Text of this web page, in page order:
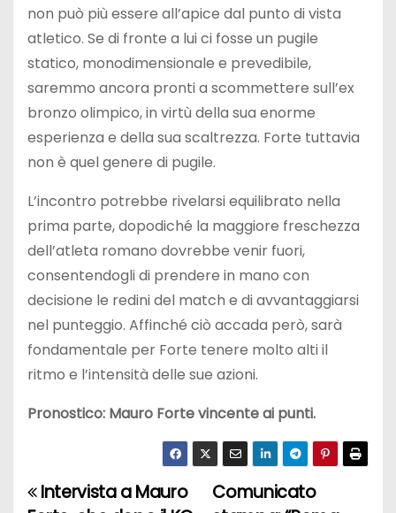
non può più essere all’apice dal punto di vista
atletico. Se di fronte a lui ci fosse un pugile
statico, monodimensionale e prevedibile,
saremmo ancora pronti a scommettere sull’ex
bronzo olimpico, in virtù della sua enorme
esperienza e della sua scaltrezza. Forte tuttavia
non è quel genere di pugile.
L’incontro potrebbe rivelarsi equilibrato nella
prima parte, dopodiché la maggiore freschezza
dell’atleta romano dovrebbe venir fuori,
consentendogli di prendere in mano con
decisione le redini del match e di avvantaggiarsi
nel punteggio. Affinché ciò accada però, sarà
fondamentale per Forte tenere molto alti il
ritmo e l’intensità delle sue azioni.
Pronostico: Mauro Forte vincente ai punti.
N
Comunicato
Intervista a Mauro